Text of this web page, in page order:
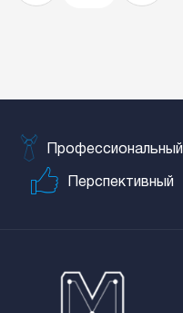
Профессиональный
Перспективный